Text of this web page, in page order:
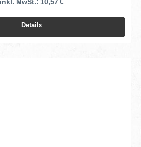
inkl. MwSt.: 10,57 €
Details